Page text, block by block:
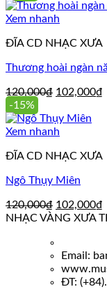
Xem nhanh
ĐĨA CD NHẠC XƯA
Thương hoài ngàn
120,000₫ Giá
là:
120,000₫.
102,000₫
-15%
Xem nhanh
ĐĨA CD NHẠC XƯA
Ngô Thụy Miên
120,000₫ Giá
gốc
102,000₫
NHẠC VÀNG XƯA
Email:
ĐT: